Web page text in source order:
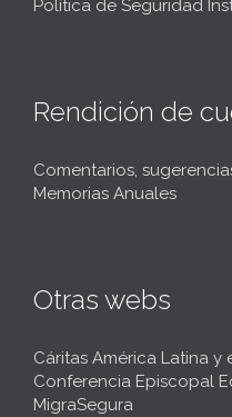
Política de Seguridad
Rendición de
Comentarios,
Memorias Anuales
Otras webs
Cáritas América Latina y
Conferencia Episcopal
MigraSegura